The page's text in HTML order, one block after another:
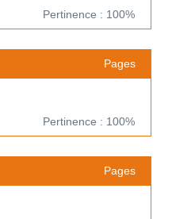
Pertinence : 100%
Pages
Pertinence : 100%
Pages